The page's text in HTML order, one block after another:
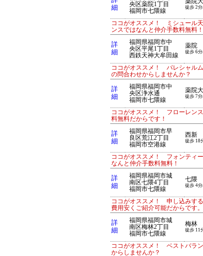
細
央区薬院1丁目
福岡市七隈線
徒歩 2
ココがオススメ！ ミシュール
ンスではなんと仲介手数料無料！
詳
細
福岡県福岡市中
央区平尾1丁目
西鉄天神大牟田線
薬院
徒歩 6
ココがオススメ！ パレシャル
の問合わせからしませんか？
詳
細
福岡県福岡市中
央区浄水通
福岡市七隈線
薬院
徒歩 7
ココがオススメ！ フローレン
料無料だからです！
詳
細
福岡県福岡市早
良区荒江2丁目
福岡市空港線
西新
徒歩 18
ココがオススメ！ フォンティ
なんと仲介手数料無料！
詳
細
福岡県福岡市城
南区七隈4丁目
福岡市七隈線
七隈
徒歩 4
ココがオススメ！ 申し込みす
費用安くご紹介可能だからです。
詳
細
福岡県福岡市城
南区梅林2丁目
福岡市七隈線
梅林
徒歩 11
ココがオススメ！ ベストバラ
からしませんか？